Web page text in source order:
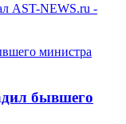
AST-NEWS.ru -
бывшего